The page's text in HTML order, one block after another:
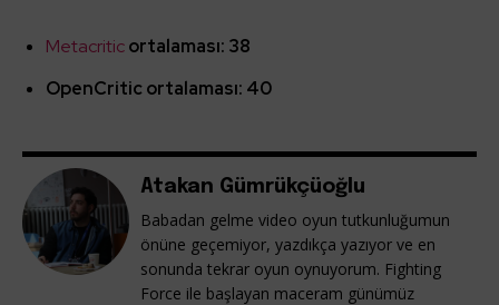
Metacriticortalaması: 38
OpenCritic ortalaması: 40
Atakan Gümrükçüoğlu
Babadan gelme video oyun tutkunluğumun
önüne geçemiyor, yazdıkça yazıyor ve en
sonunda tekrar oyun oynuyorum. Fighting
Force ile başlayan maceram günümüz